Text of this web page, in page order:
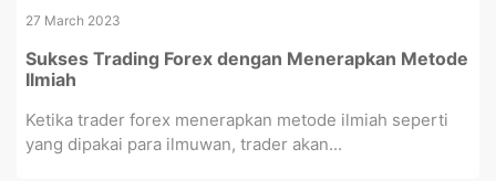
27 March 2023
Sukses Trading Forex dengan Menerapkan Metode
Ilmiah
Ketika trader forex menerapkan metode ilmiah seperti
yang dipakai para ilmuwan, trader akan...